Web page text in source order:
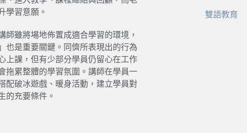
學習意願。
師雖將場地佈置成適合學習的環境，
也是重要關鍵。同儕所表現出的行為
上課，但有少部分學員仍留心在工作
拖累整體的學習氛圍。講師在學員一
配破冰遊戲、暖身活動，建立學員對
的充要條件。
雙語教育